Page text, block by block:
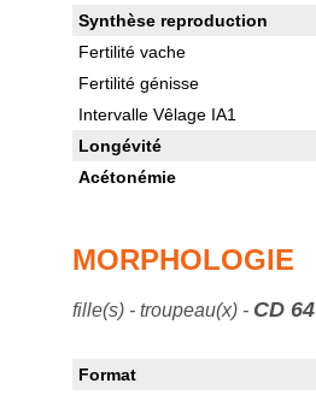
Synthèse reproduction
Fertilité vache
Fertilité génisse
Intervalle Vêlage IA1
Longévité
Acétonémie
MORPHOLOGIE
fille(s) - troupeau(x) - CD 64
Format